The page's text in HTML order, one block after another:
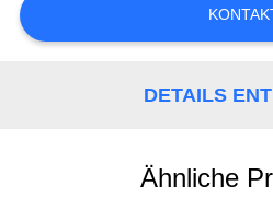
SIE EIN
DETAILS
Ähnliche